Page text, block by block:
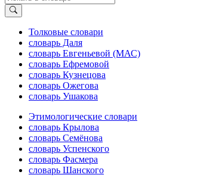
Толковые словари
словарь Даля
словарь Евгеньевой (МАС)
словарь Ефремовой
словарь Кузнецова
словарь Ожегова
словарь Ушакова
Этимологические словари
словарь Крылова
словарь Семёнова
словарь Успенского
словарь Фасмера
словарь Шанского